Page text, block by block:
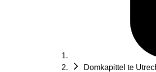
Domkapittel te